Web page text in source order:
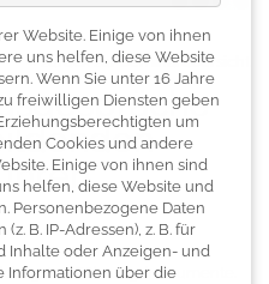
« zurück zur Seminarübersicht
Führungsinstrumente.
Website. Einige von ihnen
uns helfen, diese Website
Wenn Sie unter 16 Jahre
freiwilligen Diensten geben
um
Cookies und andere
Einige von ihnen sind
helfen, diese Website und
Personenbezogene Daten
B. IP-Adressen), z. B. für
Inhalte oder Anzeigen- und
Informationen über die